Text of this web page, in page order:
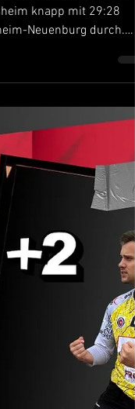
Spiel, setzte
Neuenburg durch.